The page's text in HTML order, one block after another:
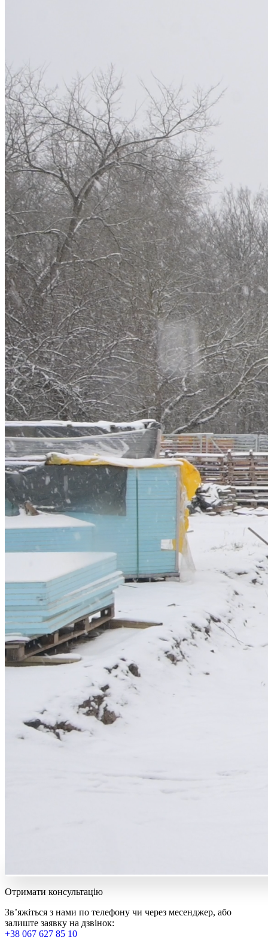
Отримати консультацію
Зв’яжіться з нами по телефону чи через месенджер, або
залиште заявку на дзвінок:
+38 067 627 85 10